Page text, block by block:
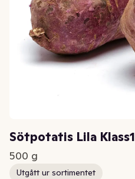
Sötpotatis Lila Klass1
500 g
Utgått ur sortimentet